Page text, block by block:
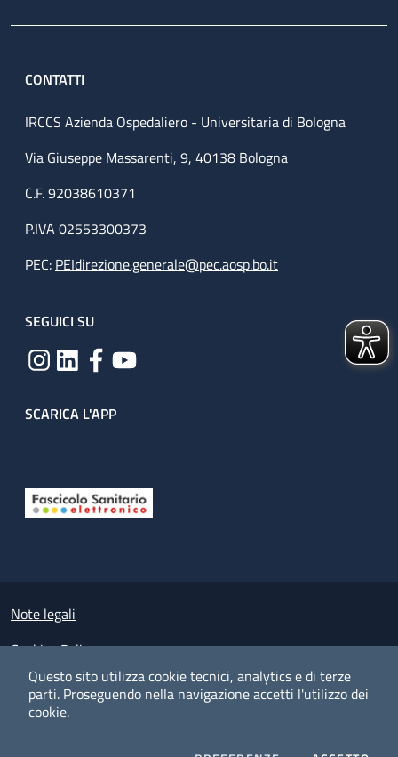
Questo sito utilizza cookie tecnici, analytics e di terze
parti. Proseguendo nella navigazione accetti l'utilizzo dei
cookie.
CONTATTI
IRCCS Azienda Ospedaliero - Universitaria di Bologna
Via Giuseppe Massarenti, 9, 40138 Bologna
C.F. 92038610371
P.IVA 02553300373
PEC: PEIdirezione.generale@pec.aosp.bo.it
SEGUICI SU
SCARICA L'APP
Small prints
Note legali
Cookies Policy
Policy privacy e protezione del dato personale
Albo pretorio on-line